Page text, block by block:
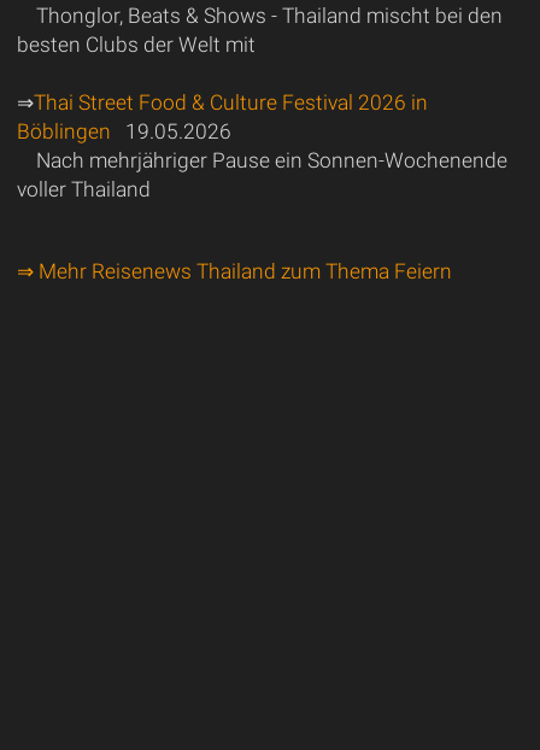
Thonglor, Beats & Shows - Thailand mischt bei den
besten Clubs der Welt mit
⇒Thai Street Food & Culture Festival 2026 in
Böblingen 19.05.2026
Nach mehrjähriger Pause ein Sonnen-Wochenende
voller Thailand
⇒ Mehr Reisenews Thailand zum Thema Feiern